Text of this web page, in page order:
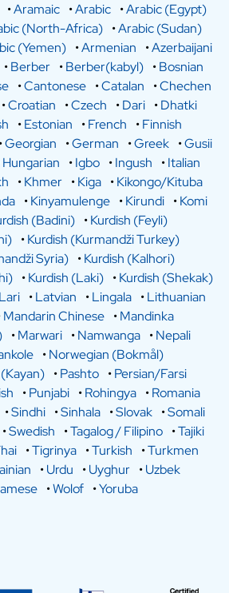
•Aramaic •Arabic •Arabic (Egypt)
(North-Africa) •Arabic (Sudan)
(Yemen) •Armenian •Azerbaijani
•Berber •Berber(kabyl) •Bosnian
•Cantonese •Catalan •Chechen
•Croatian •Czech •Dari •Dhatki
•Estonian •French •Finnish
•Georgian •German •Greek •Gusii
Hungarian •Igbo •Ingush •Italian
•Khmer •Kiga •Kikongo/Kituba
•Kinyamulenge •Kirundi •Komi
(Badini) •Kurdish (Feyli)
•Kurdish (Kurmandži Turkey)
Syria) •Kurdish (Kalhori)
•Kurdish (Laki) •Kurdish (Shekak)
Lari •Latvian •Lingala •Lithuanian
Mandarin Chinese •Mandinka
•Marwari •Namwanga •Nepali
•Norwegian (Bokmål)
•Pashto •Persian/Farsi
•Punjabi •Rohingya •Romania
•Sindhi •Sinhala •Slovak •Somali
•Swedish •Tagalog / Filipino •Tajiki
•Tigrinya •Turkish •Turkmen
•Urdu •Uyghur •Uzbek
•Wolof •Yoruba